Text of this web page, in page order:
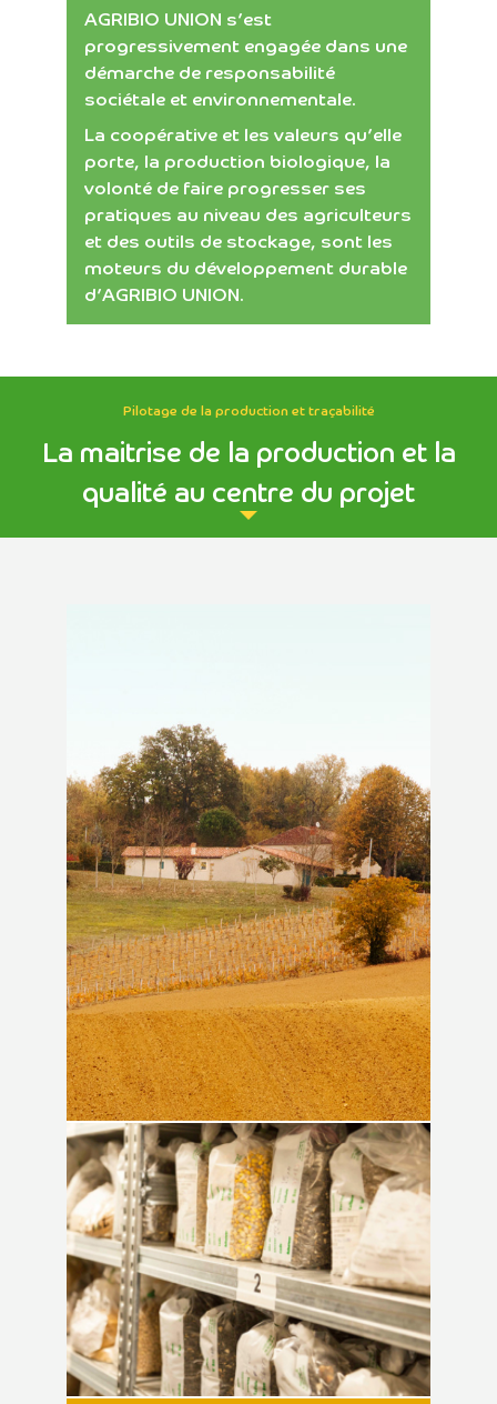
AGRIBIO UNION s’est
progressivement engagée dans une
démarche de responsabilité
sociétale et environnementale.
La coopérative et les valeurs qu’elle
porte, la production biologique, la
volonté de faire progresser ses
pratiques au niveau des agriculteurs
et des outils de stockage, sont les
moteurs du développement durable
d’AGRIBIO UNION.
Pilotage de la production et traçabilité
La maitrise de la production et la
qualité au centre du projet